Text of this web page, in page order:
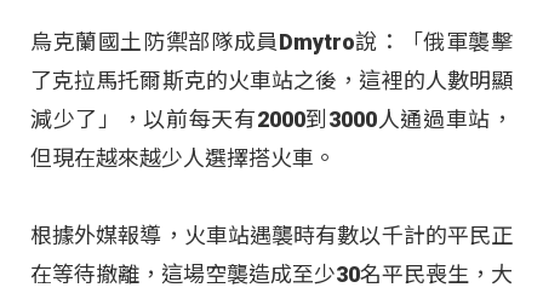
烏克蘭國土防禦部隊成員Dmytro說：「俄軍襲擊
了克拉馬托爾斯克的火車站之後，這裡的人數明顯
減少了」，以前每天有2000到3000人通過車站，
但現在越來越少人選擇搭火車。
根據外媒報導，火車站遇襲時有數以千計的平民正
在等待撤離，這場空襲造成至少30名平民喪生，大